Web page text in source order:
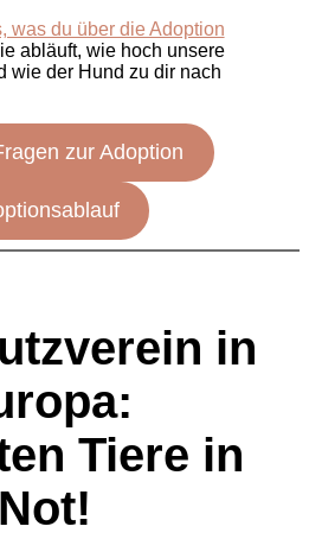
was du über die Adoption
abläuft, wie hoch unsere
wie der Hund zu dir nach
zur Adoption
in
Tiere in
Not!